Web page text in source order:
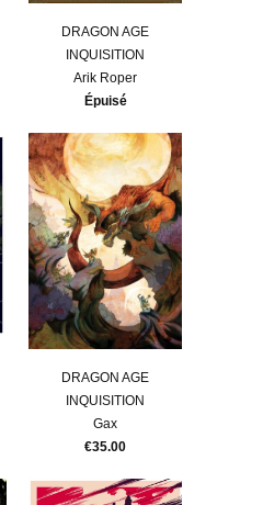
DRAGON AGE
INQUISITION
Arik Roper
Épuisé
DRAGON AGE
INQUISITION
Gax
€35.00